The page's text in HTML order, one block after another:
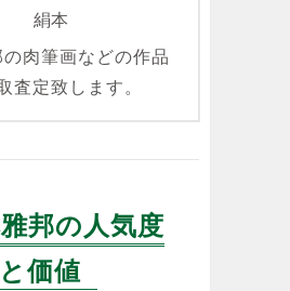
絹本
肉筆画などの作品
査定致します。
邦の人気度
と価値